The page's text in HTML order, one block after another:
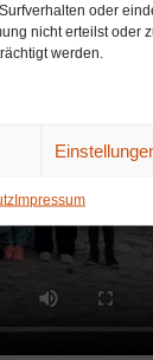
oder
nicht erteilst oder
werden.
Impressum